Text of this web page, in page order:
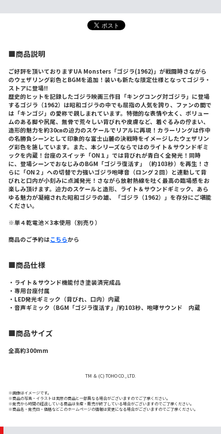
■商品説明
ご好評を頂いておりますUA Monsters「ゴジラ(1962)」が戦闘時さながら
のウェザリング彩色とBGMを追加！装いも新たな限定仕様となってゴジラ・
ストアに登場!!
歴史的ヒットを記録したゴジラ映画三作目「キングコング対ゴジラ」に登場
するゴジラ（1962）は昭和ゴジラの中でも屈指の人気を誇り、ファンの間で
は「キンゴジ」の愛称で親しまれています。特徴的な表情や太く、ボリュー
ムのある脚や尻尾、無骨で荒々しい背びれや皮膚など、着ぐるみの佇まい、
造形的魅力を約30㎝の迫力のスケールでリアルに再現！カラーリングは作中
の名勝負シーンとして印象的な富士山麓の決戦時をイメージしたウェザリン
グ彩色を施しています。また、本シリーズならではのライト＆サウンドギミ
ックを内蔵！台座のスイッチ「ON１」では背びれが青白く全発光！同時
に、登場シーンでおなじみのBGM「ゴジラ復活す」（約103秒）を再生！さ
らに「ON２」への切替で力強いゴジラ咆哮音（ロング２回）と連動して背
びれと口内が小刻みに点滅発光！さながら放射熱線を吐く最高の臨場感をお
楽しみ頂けます。迫力のスケールと造形、ライト＆サウンドギミック、あら
ゆる魅力が凝縮された昭和ゴジラの雄、「ゴジラ（1962）」を存分にご堪能
ください。
※単４乾電池×3本使用（別売り）
商品のご予約はこちらから
■商品仕様
・ライト＆サウンド機能付き塗装済完成品
・専用台座付属
・LED発光ギミック（背びれ、口内）内蔵
・音声ギミック（BGM「ゴジラ復活す」/約103秒、咆哮サウンド 内蔵
■商品サイズ
全高約300mm
TM ＆ (C) TOHO CO., LTD.
※画像はイメージです。
※商品の写真・イラストは実際の商品と一部異なる場合がございますのでご了承ください。
※発売から時間の経過している商品は生産・販売が終了している場合がございますのでご了承ください。
※商品名・発売日・価格などこのホームページの情報は変更になる場合がございますのでご了承ください。